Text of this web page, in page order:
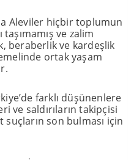
Aleviler hiçbir toplumun
ve zalim
beraberlik ve kardeşlik
ortak yaşam
farklı düşünenlere
ve saldırıların takipçisi
suçların son bulması için